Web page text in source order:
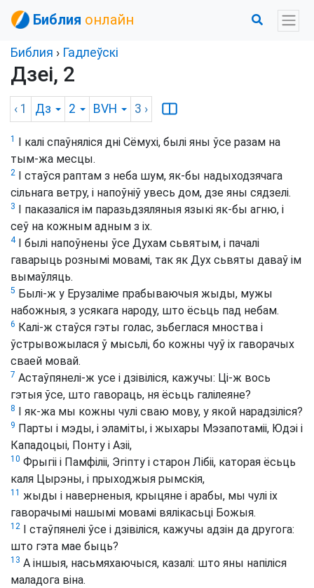
Библия онлайн
Библия › Гадлеўскі
Дзеі, 2
‹ 1 Дз 2 BVH 3 ›
1
І калі спаўняліся дні Сёмухі, былі яны ўсе разам на
тым-жа месцы.
2
І стаўся раптам з неба шум, як-бы надыходзячага
сільнага ветру, і напоўніў увесь дом, дзе яны сядзелі.
3
І паказаліся ім паразьдзяляныя языкі як-бы агню, і
сеў на кожным адным з іх.
4І былі напоўнены ўсе Духам сьвятым, і пачалі
гаварыць рознымі мовамі, так як Дух сьвяты даваў ім
вымаўляць.
5 Былі-ж у Ерузаліме прабываючыя жыды, мужы
набожныя, з усякага народу, што ёсьць пад небам.
6 Калі-ж стаўся гэты голас, зьбеглася мноства і
ўстрывожылася ў мысьлі, бо кожны чуў іх гаворачых
сваей мовай.
7 Астаўпянелі-ж усе і дзівіліся, кажучы: Ці-ж вось
гэтыя ўсе, што гавораць, ня ёсьць галілеяне?
8 І як-жа мы кожны чулі сваю мову, у якой нарадзіліся?
9 Парты і мэды, і эламіты, і жыхары Мэзапотаміі, Юдэі і
Кападоцыі, Понту і Азіі,
10 Фрыгіі і Памфіліі, Эгіпту і старон Лібіі, каторая ёсьць
каля Цырэны, і прыходжыя рымскія,
11 жыды і наверненыя, крыцяне і арабы, мы чулі іх
гаворачымі нашымі мовамі вялікасьці Божыя.
12
І стаўпянелі ўсе і дзівіліся, кажучы адзін да другога:
што гэта мае быць?
13 А іншыя, насьмяхаючыся, казалі: што яны напіліся
маладога віна.